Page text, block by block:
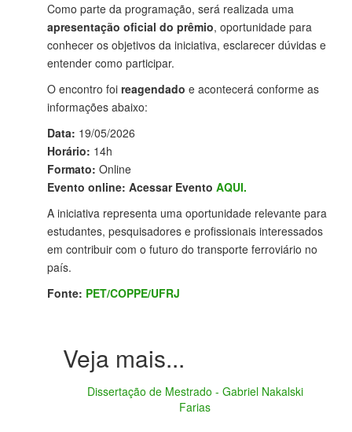
Como parte da programação, será realizada uma
apresentação oficial do prêmio, oportunidade para
conhecer os objetivos da iniciativa, esclarecer dúvidas e
entender como participar.
O encontro foi reagendado e acontecerá conforme as
informações abaixo:
Data: 19/05/2026
Horário: 14h
Formato: Online
Evento online: Acessar Evento AQUI.
A iniciativa representa uma oportunidade relevante para
estudantes, pesquisadores e profissionais interessados
em contribuir com o futuro do transporte ferroviário no
país.
Fonte: PET/COPPE/UFRJ
Dissertação de Mestrado - Gabriel Nakalski
Farias